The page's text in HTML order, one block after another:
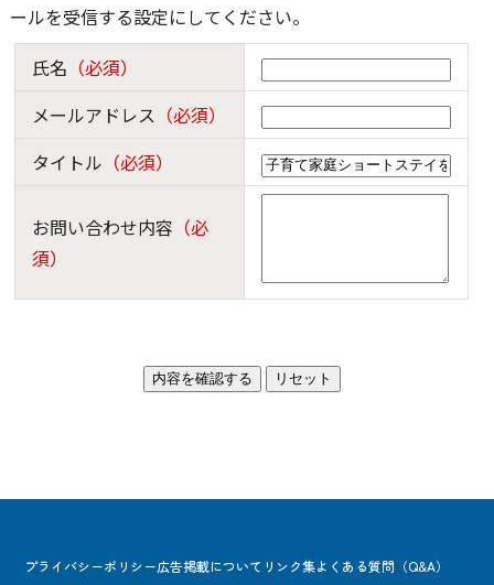
ールを受信する設定にしてください。
氏名 （必須）
メールアドレス （必須）
タイトル （必須）
お問い合わせ内容 （必
須）
プライバシーポリシー広告掲載について リンク集よくある質問（Q&A）